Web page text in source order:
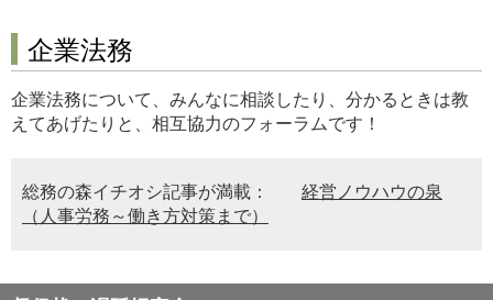
企業法務
企業法務について、みんなに相談したり、分かるときは教
えてあげたりと、相互協力のフォーラムです！
総務の森イチオシ記事が満載：
経営ノウハウの泉
（人事労務～働き方対策まで）